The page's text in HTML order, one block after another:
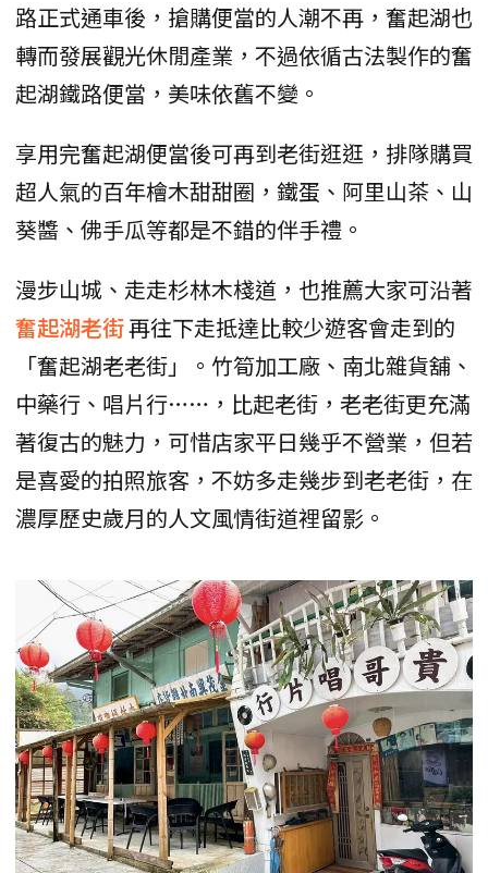
路正式通車後，搶購便當的人潮不再，奮起湖也
轉而發展觀光休閒產業，不過依循古法製作的奮
起湖鐵路便當，美味依舊不變。
享用完奮起湖便當後可再到老街逛逛，排隊購買
超人氣的百年檜木甜甜圈，鐵蛋、阿里山茶、山
葵醬、佛手瓜等都是不錯的伴手禮。
漫步山城、走走杉林木棧道，也推薦大家可沿著
奮起湖老街再往下走抵達比較少遊客會走到的
「奮起湖老老街」。竹筍加工廠、南北雜貨舖、
中藥行、唱片行……，比起老街，老老街更充滿
著復古的魅力，可惜店家平日幾乎不營業，但若
是喜愛的拍照旅客，不妨多走幾步到老老街，在
濃厚歷史歲月的人文風情街道裡留影。